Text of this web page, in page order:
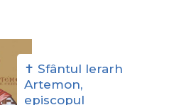
✝ Sfântul Ierarh
Artemon,
episcopul